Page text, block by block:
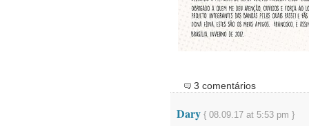
3 comentários
Dary { 08.09.17 at 5:53 pm }